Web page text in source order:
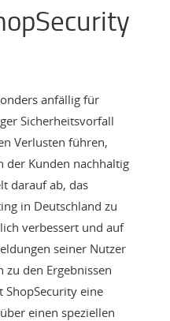
anfällig für
Sicherheitsvorfall
Verlusten führen,
der Kunden nachhaltig
darauf ab, das
in Deutschland zu
verbessert und auf
seiner Nutzer
zu den Ergebnissen
ShopSecurity eine
einen speziellen